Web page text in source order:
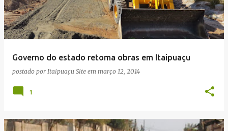
Governo do estado retoma obras em Itaipuaçu
postado por Itaipuaçu Site em março 12, 2014
1